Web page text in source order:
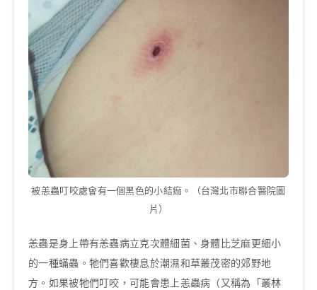
被恙蟲叮咬處會有一個黑色的小結痂。（台灣北市聯合醫院圖
片）
恙蟲是身上帶有恙蟲病立克次體細菌、身體比芝麻更細小
的一種蟎蟲。牠們喜歡棲息於潮濕和草叢茂密的郊野地
方。如果被牠們叮咬，可能會患上恙蟲病（又稱為「叢林